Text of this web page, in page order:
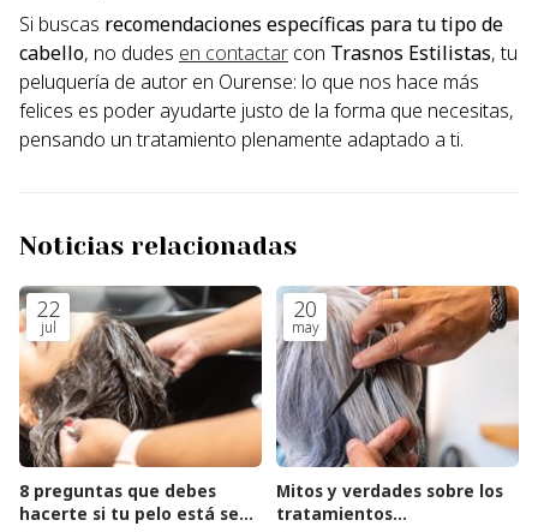
Si buscas recomendaciones específicas para tu tipo de
cabello, no dudes en contactar con Trasnos Estilistas, tu
peluquería de autor en Ourense: lo que nos hace más
felices es poder ayudarte justo de la forma que necesitas,
pensando un tratamiento plenamente adaptado a ti.
Noticias relacionadas
22
jul
8 preguntas que debes
hacerte si tu pelo está seco
20
may
Mitos y verdades sobre los
tratamientos